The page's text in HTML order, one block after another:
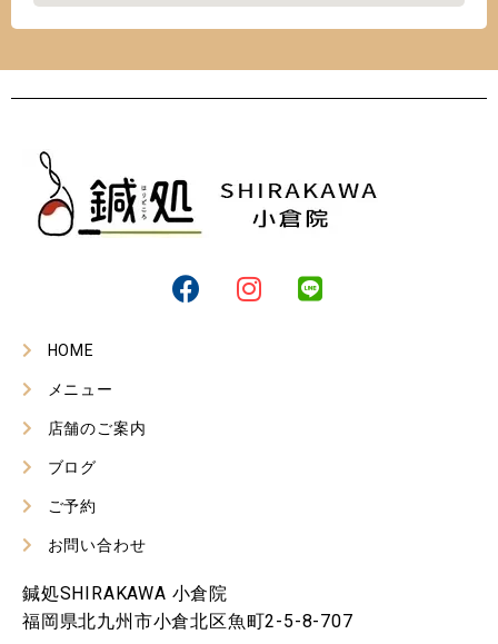
HOME
メニュー
店舗のご案内
ブログ
ご予約
お問い合わせ
鍼処SHIRAKAWA 小倉院
福岡県北九州市小倉北区魚町2-5-8-707